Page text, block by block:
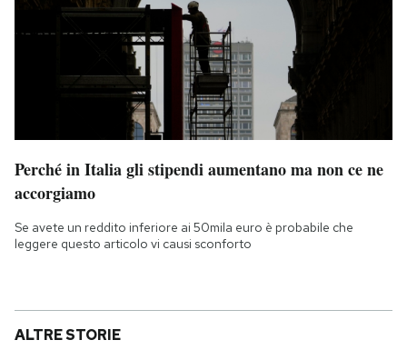
Perché in Italia gli stipendi aumentano ma non ce ne
accorgiamo
Se avete un reddito inferiore ai 50mila euro è probabile che
leggere questo articolo vi causi sconforto
ALTRE STORIE